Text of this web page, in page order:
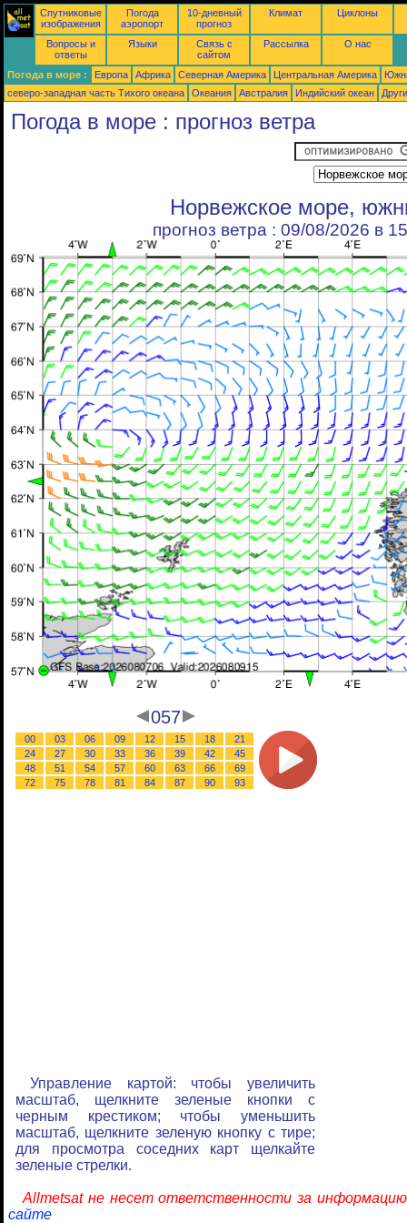
Спутниковые
изображения
Погода
аэропорт
10-дневный
прогноз
Климат Циклоны
Вопросы и
ответы
Языки
Связь с
сайтом
Рассылка О нас
Погода в море : Европа Африка Северная Америка Центральная Америка
северо-западная часть Tихого океана
Океания Австралия Индийский океан
Погода в море : прогноз ветра
Норвежское море,
прогноз ветра : 09/08/2026 в
057
00 03 06 09 12 15 18
21
24
27 30 33 36 39 42
45
48
51 54 57 60 63 66
69
72
75 78 81 84 87 90 93
Управление картой: чтобы увеличить
масштаб, щелкните зеленые кнопки с
черным крестиком; чтобы уменьшить
масштаб, щелкните зеленую кнопку с тире;
для просмотра соседних карт щелкайте
зеленые стрелки.
Allmetsat не несет ответственности за
сайте